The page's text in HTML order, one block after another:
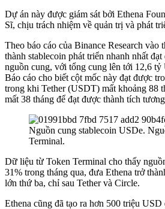
Dự án này được giám sát bởi Ethena
Sĩ, chịu trách nhiệm về quản trị và phát
Theo báo cáo của Binance Research vào
thành stablecoin phát triển nhanh nhất
nguồn cung, với tổng cung lên tới 12,6 tỷ
Báo cáo cho biết cột mốc này đạt được
trong khi Tether (USDT) mất khoảng 88
mất 38 tháng để đạt được thành tích
Nguồn cung stablecoin USDe.
Terminal.
Dữ liệu từ Token Terminal cho thấy
31% trong tháng qua, đưa Ethena trở
lớn thứ ba, chỉ sau Tether và Circle.
Ethena cũng đã tạo ra hơn 500 triệu